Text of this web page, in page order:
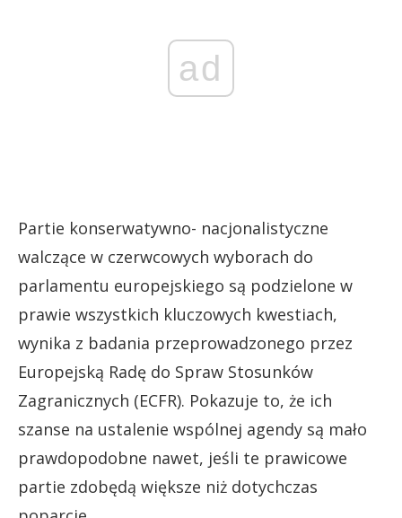
ad
Partie konserwatywno- nacjonalistyczne
walczące w czerwcowych wyborach do
parlamentu europejskiego są podzielone w
prawie wszystkich kluczowych kwestiach,
wynika z badania przeprowadzonego przez
Europejską Radę do Spraw Stosunków
Zagranicznych (ECFR). Pokazuje to, że ich
szanse na ustalenie wspólnej agendy są mało
prawdopodobne nawet, jeśli te prawicowe
partie zdobędą większe niż dotychczas